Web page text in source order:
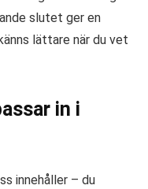
slutet ger en
lättare när du vet
in i
innehåller – du